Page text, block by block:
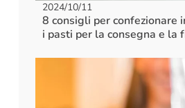
2024/10/11
8 consigli per confezionare
i pasti per la consegna e la